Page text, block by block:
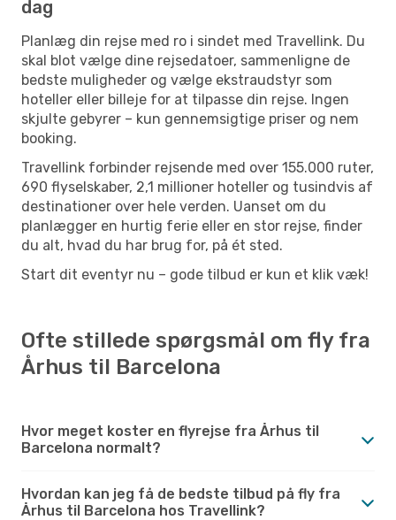
dag
Planlæg din rejse med ro i sindet med Travellink. Du
skal blot vælge dine rejsedatoer, sammenligne de
bedste muligheder og vælge ekstraudstyr som
hoteller eller billeje for at tilpasse din rejse. Ingen
skjulte gebyrer – kun gennemsigtige priser og nem
booking.
Travellink forbinder rejsende med over 155.000 ruter,
690 flyselskaber, 2,1 millioner hoteller og tusindvis af
destinationer over hele verden. Uanset om du
planlægger en hurtig ferie eller en stor rejse, finder
du alt, hvad du har brug for, på ét sted.
Start dit eventyr nu – gode tilbud er kun et klik væk!
Ofte stillede spørgsmål om fly fra
Århus til Barcelona
Hvor meget koster en flyrejse fra Århus til
Barcelona normalt?
Hvordan kan jeg få de bedste tilbud på fly fra
Århus til Barcelona hos Travellink?